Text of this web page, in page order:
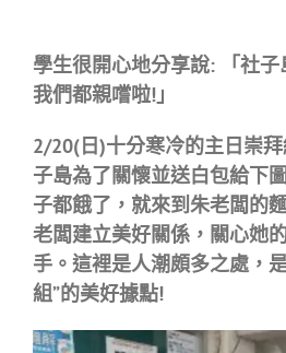
學生很開心地分享說: 「社子
我們都親嚐啦!」
2/20(日)十分寒冷的主日崇
子島為了關懷並送白包給下
子都餓了，就來到朱老闆的
老闆建立美好關係，關心她
手。這裡是人潮頗多之處，
組”的美好據點!